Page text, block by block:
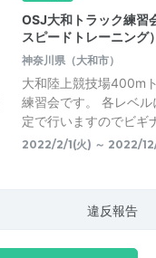
OSJ大和トラック練習
スピードトレーニング
神奈川県（大和市）
大和陸上競技場400m
練習会です。 各レベ
定で行いますのでビギ
2022/2/1(火) ～ 2022/
違反報告